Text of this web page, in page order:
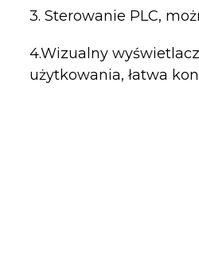
3. Sterowanie PLC,
4.Wizualny
użytkowania, łatwa